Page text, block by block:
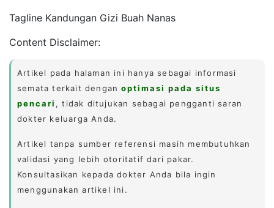
Tagline Kandungan Gizi Buah Nanas
Content Disclaimer:
Artikel pada halaman ini hanya sebagai informasi
semata terkait denganoptimasi pada situs
pencari , tidak ditujukan sebagai pengganti saran
dokter keluarga Anda.
Artikel tanpa sumber referensi masih membutuhkan
validasi yang lebih otoritatif dari pakar.
Konsultasikan kepada dokter Anda bila ingin
menggunakan artikel ini.